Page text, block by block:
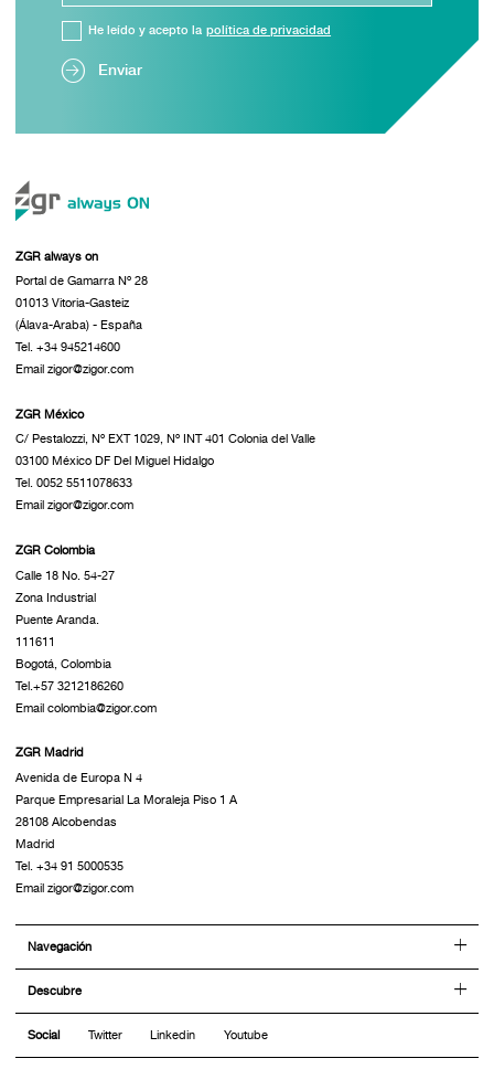
Enviar
He leído y acepto la política de privacidad
ZGR always on
Portal de Gamarra Nº 28
01013 Vitoria-Gasteiz
(Álava-Araba) - España
Tel. +34 945214600
Email zigor@zigor.com
ZGR México
C/ Pestalozzi, Nº EXT 1029, Nº INT 401 Colonia del Valle
03100 México DF Del Miguel Hidalgo
Tel. 0052 5511078633
Email zigor@zigor.com
ZGR Colombia
Calle 18 No. 54-27
Zona Industrial
Puente Aranda.
111611
Bogotá, Colombia
Tel.+57 3212186260
Email colombia@zigor.com
ZGR Madrid
Avenida de Europa N 4
Parque Empresarial La Moraleja Piso 1 A
28108 Alcobendas
Madrid
Tel. +34 91 5000535
Email zigor@zigor.com
Navegación
Descubre
Social Twitter Linkedin Youtube